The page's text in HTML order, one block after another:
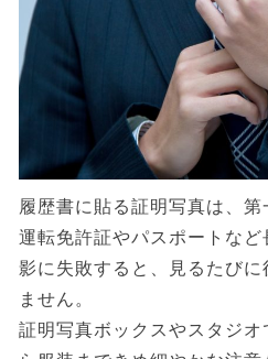
履歴書に貼る証明写真は、第
運転免許証やパスポートな
影に失敗すると、見るたび
ません。
証明写真ボックスやスタジ